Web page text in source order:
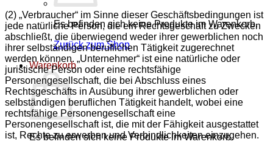
Es befinden sich keine Produkte im Warenkorb.
Zurück zum Shop
Warenkorb
Es befinden sich keine Produkte im Warenkorb.
(2) „Verbraucher“ im Sinne dieser Geschäftsbedingungen ist
jede natürliche Person, die ein Rechtsgeschäft zu Zwecken
abschließt, die überwiegend weder ihrer gewerblichen noch
ihrer selbständigen beruflichen Tätigkeit zugerechnet
werden können. „Unternehmer“ ist eine natürliche oder
juristische Person oder eine rechtsfähige
Personengesellschaft, die bei Abschluss eines
Rechtsgeschäfts in Ausübung ihrer gewerblichen oder
selbständigen beruflichen Tätigkeit handelt, wobei eine
rechtsfähige Personengesellschaft eine
Personengesellschaft ist, die mit der Fähigkeit ausgestattet
ist, Rechte zu erwerben und Verbindlichkeiten einzugehen.